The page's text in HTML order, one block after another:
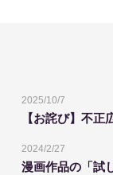
2025/10/7
【お詫び】不
2024/2/27
漫画作品の「試